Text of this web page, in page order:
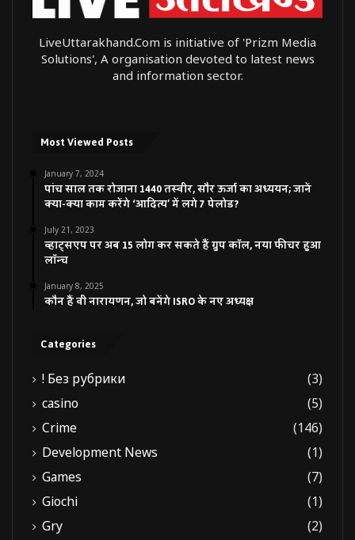
LiveUttarakhand.Com is initiative of 'Prizm Media
Solutions', A organisation devoted to latest news
and information sector.
Most Viewed Posts
January 7, 2024
पांच साल तक रोजाना 1440 तस्वीर, सौर ऊर्जा का अध्ययन; जानें
क्या-क्या काम करेंगे ‘आदित्य’ में लगे 7 पेलोड?
July 21, 2023
व्हाट्सएप पर अब 15 लोग कर सकते हैं ग्रुप कॉल, नया फीचर हुआ
लॉन्च
January 8, 2025
कौन हैं वी नारायणन, जो बनेंगे ISRO के नए अध्यक्ष
Categories
! Без рубрики
(3)
casino
(5)
Crime
(146)
Development News
(1)
Games
(7)
Giochi
(1)
Gry
(2)